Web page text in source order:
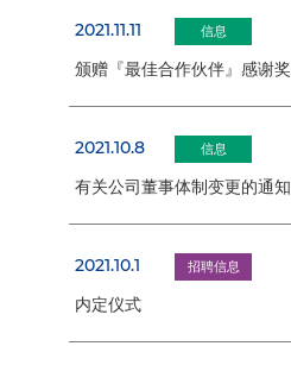
2021.11.11 信息
颁赠『最佳合作伙伴』感谢奖
2021.10.8 信息
有关公司董事体制变更的通知
2021.10.1 招聘信息
内定仪式